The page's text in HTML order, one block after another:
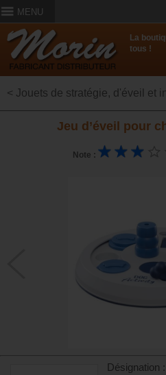
MENU
La
tous !
< Jouets de stratégie, d'éveil et
Jeu d’éveil pour
Note :
Désignation